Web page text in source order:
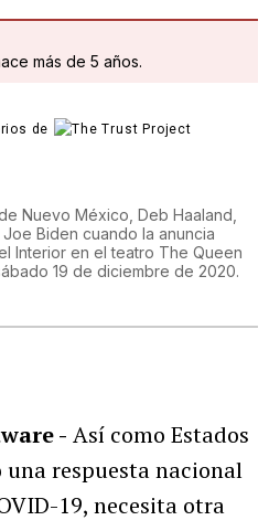
más de 5 años.
de
Nuevo México, Deb Haaland,
Biden cuando la anuncia
Interior en el teatro The Queen
19 de diciembre de 2020.
- Así como Estados
respuesta nacional
19, necesita otra